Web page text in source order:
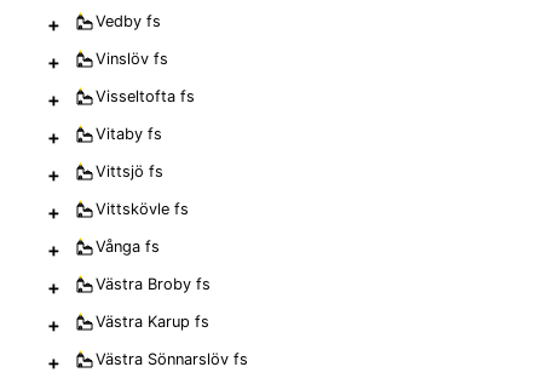
+ Vedby fs
+ Vinslöv fs
+ Visseltofta fs
+ Vitaby fs
+ Vittsjö fs
+ Vittskövle fs
+ Vånga fs
+ Västra Broby fs
+ Västra Karup fs
+ Västra Sönnarslöv fs